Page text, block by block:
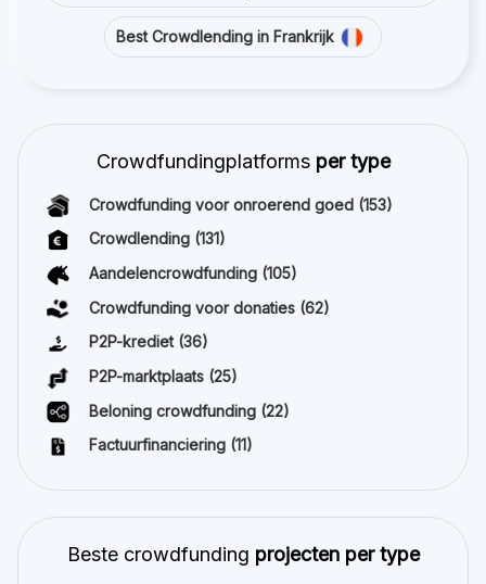
Best Crowdlending in Frankrijk
Crowdfundingplatforms per type
Crowdfunding voor onroerend goed (153)
Crowdlending (131)
Aandelencrowdfunding (105)
Crowdfunding voor donaties (62)
P2P-krediet (36)
P2P-marktplaats (25)
Beloning crowdfunding (22)
Factuurfinanciering (11)
Beste crowdfunding projecten per type